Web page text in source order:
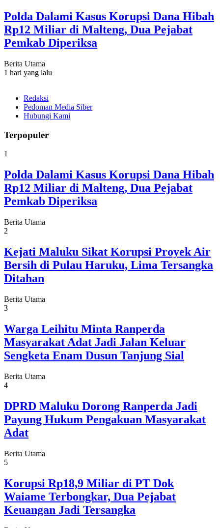
Polda Dalami Kasus Korupsi Dana Hibah
Rp12 Miliar di Malteng, Dua Pejabat
Pemkab Diperiksa
Berita Utama
1 hari yang lalu
Redaksi
Pedoman Media Siber
Hubungi Kami
Terpopuler
1
Polda Dalami Kasus Korupsi Dana Hibah
Rp12 Miliar di Malteng, Dua Pejabat
Pemkab Diperiksa
Berita Utama
2
Kejati Maluku Sikat Korupsi Proyek Air
Bersih di Pulau Haruku, Lima Tersangka
Ditahan
Berita Utama
3
Warga Leihitu Minta Ranperda
Masyarakat Adat Jadi Jalan Keluar
Sengketa Enam Dusun Tanjung Sial
Berita Utama
4
DPRD Maluku Dorong Ranperda Jadi
Payung Hukum Pengakuan Masyarakat
Adat
Berita Utama
5
Korupsi Rp18,9 Miliar di PT Dok
Waiame Terbongkar, Dua Pejabat
Keuangan Jadi Tersangka